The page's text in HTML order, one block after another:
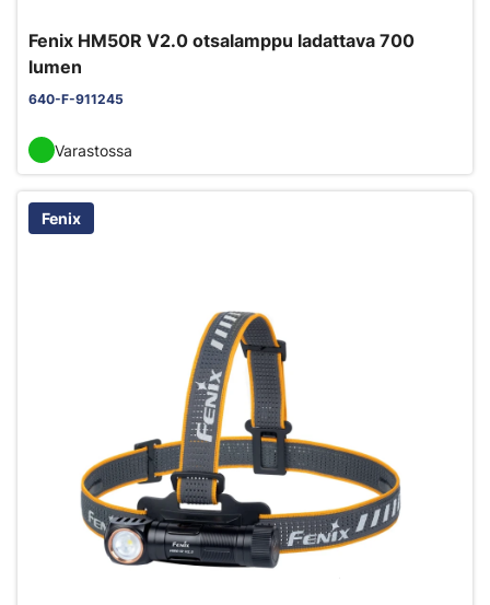
Fenix HM50R V2.0 otsalamppu ladattava 700
lumen
640-F-911245
Varastossa
Fenix